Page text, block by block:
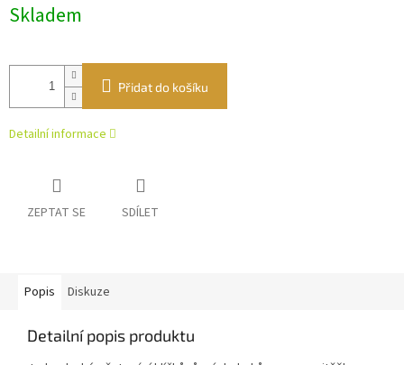
cena:
Skladem
Přidat do košíku
Detailní informace
ZEPTAT SE SDÍLET
Popis Diskuze
Detailní popis produktu